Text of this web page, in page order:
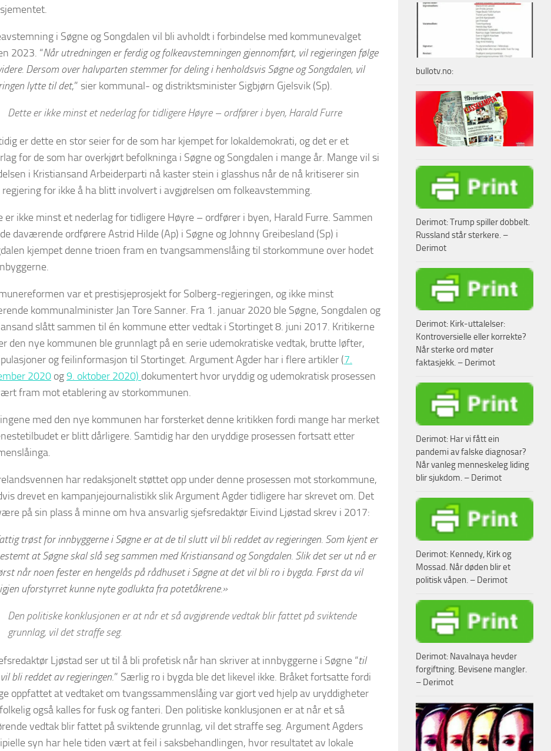
i Søgne og Songdalen vil bli avholdt i forbindelse med kommunevalget
2023. “Når utredningen er ferdig og folkeavstemningen gjennomført, vil regjeringen følge
Dersom over halvparten stemmer for deling i henholdsvis Søgne og Songdalen, vil
lytte til det,” sier kommunal- og distriktsminister Sigbjørn Gjelsvik (Sp).
Dette er ikke minst et nederlag for tidligere Høyre – ordfører i byen, Harald Furre
er dette en stor seier for de som har kjempet for lokaldemokrati, og det er et
for de som har overkjørt befolkninga i Søgne og Songdalen i mange år. Mange vil si
i Kristiansand Arbeiderparti nå kaster stein i glasshus når de nå kritiserer sin
regjering for ikke å ha blitt involvert i avgjørelsen om folkeavstemming.
er ikke minst et nederlag for tidligere Høyre – ordfører i byen, Harald Furre. Sammen
daværende ordførere Astrid Hilde (Ap) i Søgne og Johnny Greibesland (Sp) i
kjempet denne trioen fram en tvangsammenslåing til storkommune over hodet
var et prestisjeprosjekt for Solberg-regjeringen, og ikke minst
kommunalminister Jan Tore Sanner. Fra 1. januar 2020 ble Søgne, Songdalen og
slått sammen til én kommune etter vedtak i Stortinget 8. juni 2017. Kritikerne
den nye kommunen ble grunnlagt på en serie udemokratiske vedtak, brutte løfter,
og feilinformasjon til Stortinget. Argument Agder har i flere artikler (7.
2020 og9. oktober 2020) dokumentert hvor uryddig og udemokratisk prosessen
fram mot etablering av storkommunen.
med den nye kommunen har forsterket denne kritikken fordi mange har merket
er blitt dårligere. Samtidig har den uryddige prosessen fortsatt etter
har redaksjonelt støttet opp under denne prosessen mot storkommune,
drevet en kampanjejournalistikk slik Argument Agder tidligere har skrevet om. Det
på sin plass å minne om hva ansvarlig sjefsredaktør Eivind Ljøstad skrev i 2017:
trøst for innbyggerne i Søgne er at de til slutt vil bli reddet av regjeringen. Som kjent er
at Søgne skal slå seg sammen med Kristiansand og Songdalen. Slik det ser ut nå er
når noen fester en hengelås på rådhuset i Søgne at det vil bli ro i bygda. Først da vil
uforstyrret kunne nyte godlukta fra potetåkrene.»
Den politiske konklusjonen er at når et så avgjørende vedtak blir fattet på sviktende
grunnlag, vil det straffe seg.
Ljøstad ser ut til å bli profetisk når han skriver at innbyggerne i Søgne “til
bli reddet av regjeringen.” Særlig ro i bygda ble det likevel ikke. Bråket fortsatte fordi
oppfattet at vedtaket om tvangssammenslåing var gjort ved hjelp av uryddigheter
også kalles for fusk og fanteri. Den politiske konklusjonen er at når et så
vedtak blir fattet på sviktende grunnlag, vil det straffe seg. Argument Agders
syn har hele tiden vært at feil i saksbehandlingen, hvor resultatet av lokale
bullotv.no:
Derimot: Trump spiller dobbelt.
Russland står sterkere. –
Derimot
Derimot: Kirk-uttalelser:
Kontroversielle eller korrekte?
Når sterke ord møter
faktasjekk. – Derimot
Derimot: Har vi fått ein
pandemi av falske diagnosar?
Når vanleg menneskeleg liding
blir sjukdom. – Derimot
Derimot: Kennedy, Kirk og
Mossad. Når døden blir et
politisk våpen. – Derimot
Derimot: Navalnaya hevder
forgiftning. Bevisene mangler.
– Derimot